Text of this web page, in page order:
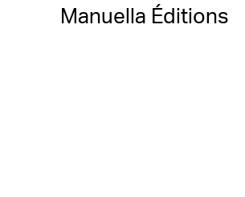
Manuella Éditions